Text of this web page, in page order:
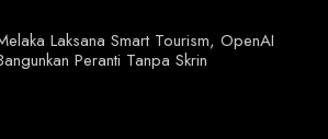
Laksana Smart Tourism, OpenAI
Peranti Tanpa Skrin